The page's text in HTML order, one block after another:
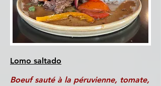
Lomo saltado
Boeuf sauté à la péruvienne, tomate,